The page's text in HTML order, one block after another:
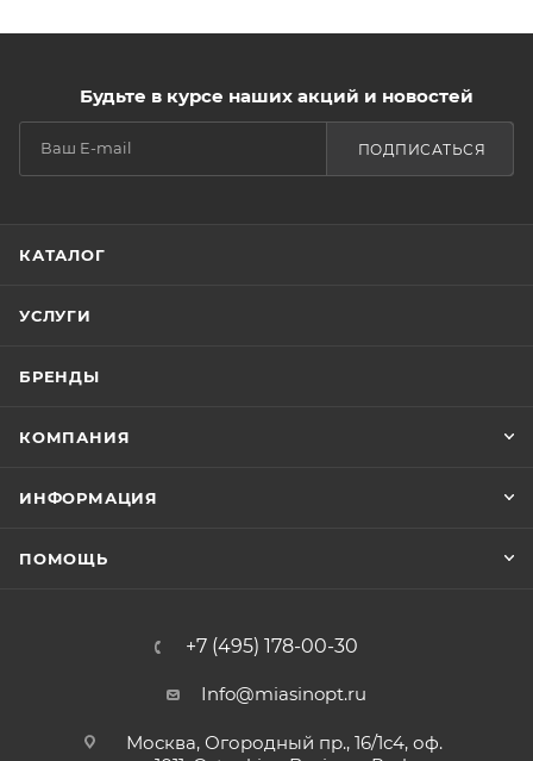
Будьте в курсе наших акций и новостей
ПОДПИСАТЬСЯ
КАТАЛОГ
УСЛУГИ
БРЕНДЫ
КОМПАНИЯ
ИНФОРМАЦИЯ
ПОМОЩЬ
+7 (495) 178-00-30
Info@miasinopt.ru
Москва, Огородный пр., 16/1с4, оф.